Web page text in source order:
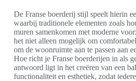
De Franse boerderij stijl speelt hierin
waarbij traditionele elementen zoals
muren samenkomen met moderne
het niet alleen mogelijk om
om de woonruimte aan te passen aan
Hoe richt je Franse boerderijen in als
antwoord ligt in het creëren van een
functionaliteit en esthetiek, zodat